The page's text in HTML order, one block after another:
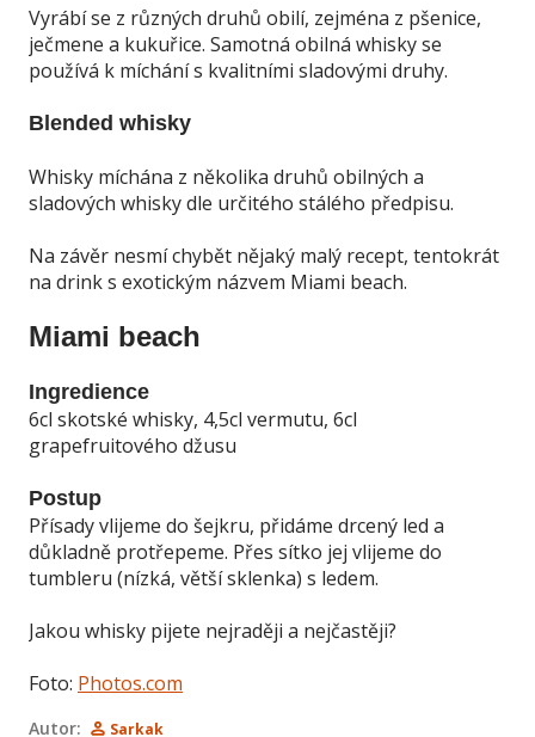
Vyrábí se z různých druhů obilí, zejména z pšenice,
ječmene a kukuřice. Samotná obilná whisky se
používá k míchání s kvalitními sladovými druhy.
Blended whisky
Whisky míchána z několika druhů obilných a
sladových whisky dle určitého stálého předpisu.
Na závěr nesmí chybět nějaký malý recept, tentokrát
na drink s exotickým názvem Miami beach.
Miami beach
Ingredience
6cl skotské whisky, 4,5cl vermutu, 6cl
grapefruitového džusu
Postup
Přísady vlijeme do šejkru, přidáme drcený led a
důkladně protřepeme. Přes sítko jej vlijeme do
tumbleru (nízká, větší sklenka) s ledem.
Jakou whisky pijete nejraději a nejčastěji?
Foto: Photos.com
Autor: Sarkak